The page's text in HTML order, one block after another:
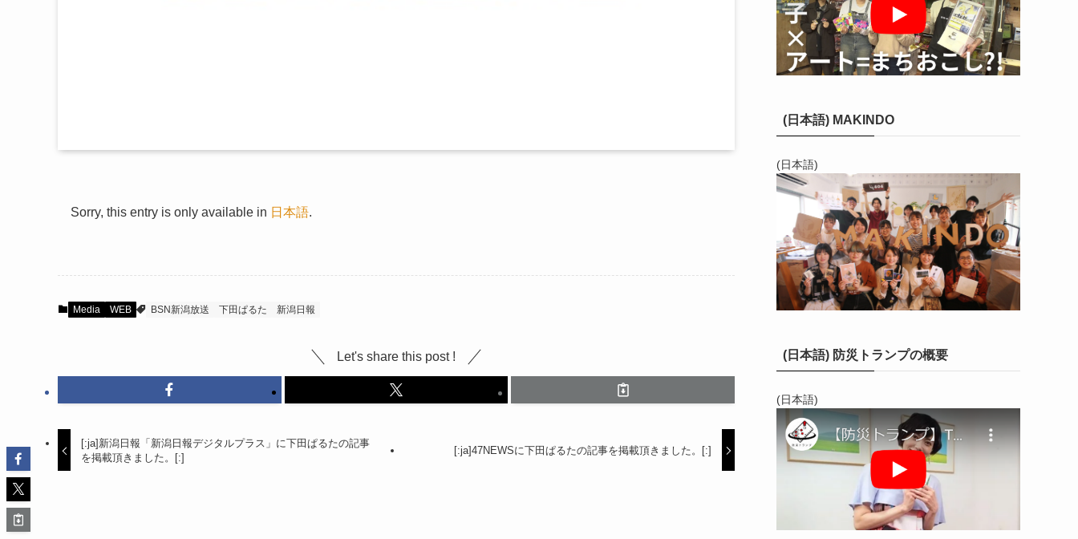
Sorry, this entry is only available in 日本語.
Media WEB BSN新潟放送 下田ぱるた 新潟日報
Let's share this post !
[:ja]新潟日報「新潟日報デジタルプラス」に下田ぱるたの記事
を掲載頂きました。[:]
[:ja]47NEWSに下田ぱるたの記事を掲載頂きました。[:]
(日本語) MAKINDO
(日本語)
(日本語) 防災トランプの概要
(日本語)